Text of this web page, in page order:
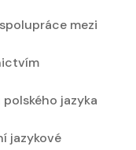
mezi
jazyka
jazykové